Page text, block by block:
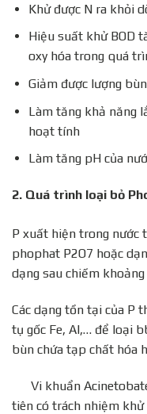
Khử được N ra khỏi
Hiệu suất khử BOD
oxy hóa trong quá
Giảm được lượng
Làm tăng khả năng
hoạt tính
Làm tăng pH của
2. Quá trình loại bỏ
P xuất hiện trong nước
phophat P2O7 hoặc
dạng sau chiếm
Các dạng tồn tại của P
tụ gốc Fe, Al,… để loại
bùn chứa tạp chất hóa
Vi khuẩn
tiên có trách nhiệm khử